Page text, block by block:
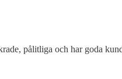
pålitliga och har goda